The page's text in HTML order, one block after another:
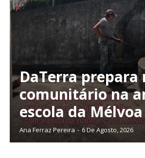
ASSINATURA
IMPRESSA
32€
12 meses
Edição em papel entregue à
casa
DaTerra prepara
comunitário na
escola da Mélvoa
Ana Ferraz Pereira - 6 De Agosto, 2026